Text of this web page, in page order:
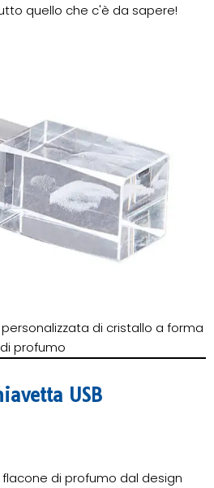
quello che c'è da sapere!
di cristallo a forma
di profumo
USB
di profumo dal design